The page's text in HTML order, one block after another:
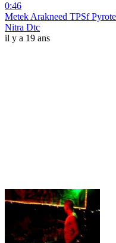
0:46
Metek Arakneed TPSf
Nitra Dtc
il y a 19 ans